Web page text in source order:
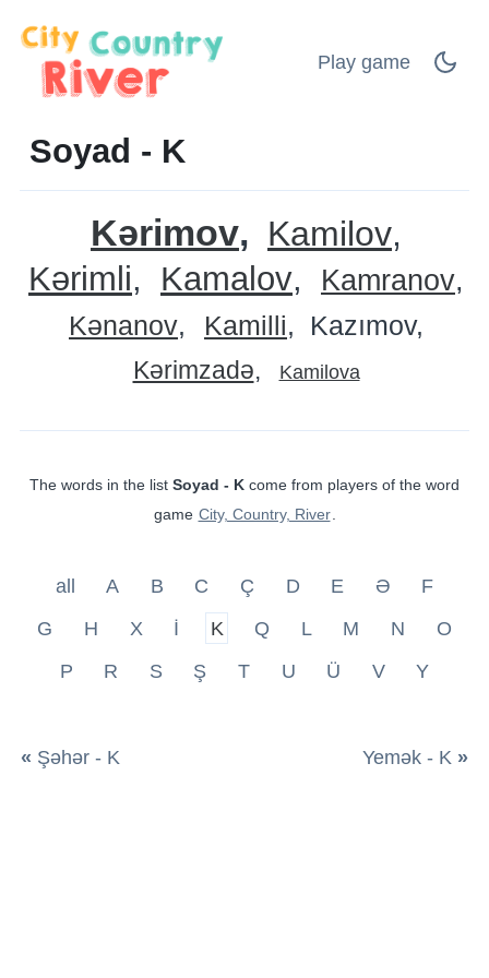
Play game
Soyad - K
Kərimov Kamilov
Kərimli Kamalov Kamranov
Kənanov Kamilli Kazımov
Kərimzadə Kamilova
The words in the list Soyad - K come from players of the word
game City, Country, River
all A B C Ç D E Ə
F
G
H X İ K Q L M N
O
P
R S Ş T U Ü V Y
« Şəhər - K Yemək - K »